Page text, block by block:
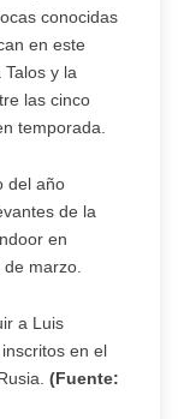
conocidas
en este
y la
las cinco
temporada.
del año
de la
en
marzo.
a Luis
en el
(Fuente: